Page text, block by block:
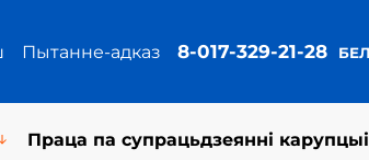
Пытанне-адказ 8-017-329-21-28
Праца па супрацьдзеянні карупцыі